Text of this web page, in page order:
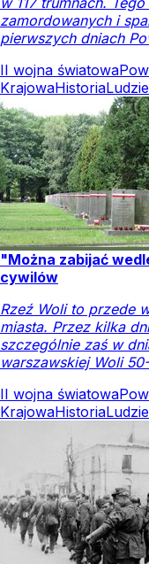
zamordowanych i
pierwszych dniach
II wojna światowa
KrajowaHistoriaLudzie
"Można zabijać
cywilów
Rzeź Woli to przede
miasta. Przez kilka
szczególnie zaś w
warszawskiej Woli
II wojna światowa
KrajowaHistoriaLudzie